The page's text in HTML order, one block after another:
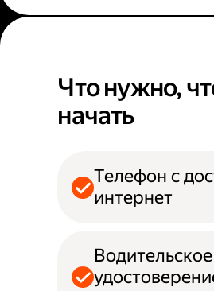
Что нужно,
начать
Телефон с
интернет
Водительское